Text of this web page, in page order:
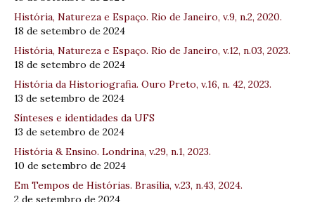
História, Natureza e Espaço. Rio de Janeiro, v.9, n.2, 2020.
18 de setembro de 2024
História, Natureza e Espaço. Rio de Janeiro, v.12, n.03, 2023.
18 de setembro de 2024
História da Historiografia. Ouro Preto, v.16, n. 42, 2023.
13 de setembro de 2024
Sínteses e identidades da UFS
13 de setembro de 2024
História & Ensino. Londrina, v.29, n.1, 2023.
10 de setembro de 2024
Em Tempos de Histórias. Brasília, v.23, n.43, 2024.
2 de setembro de 2024